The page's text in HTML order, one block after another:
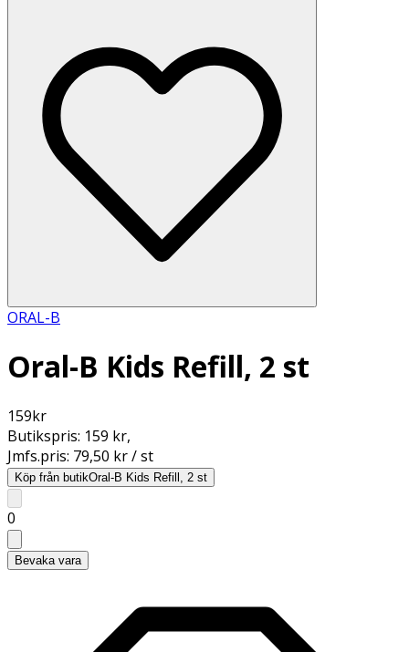
ORAL-B
Oral-B Kids Refill, 2 st
159kr
Butikspris: 159 kr,
Jmfs.pris: 79,50 kr / st
Köp från butikOral-B Kids Refill, 2 st
0
Bevaka vara